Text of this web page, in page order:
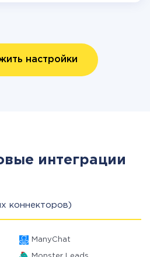
настройки
интеграции
коннекторов)
ManyChat